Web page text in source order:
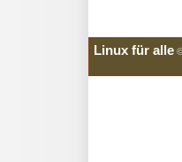
Linux für alle